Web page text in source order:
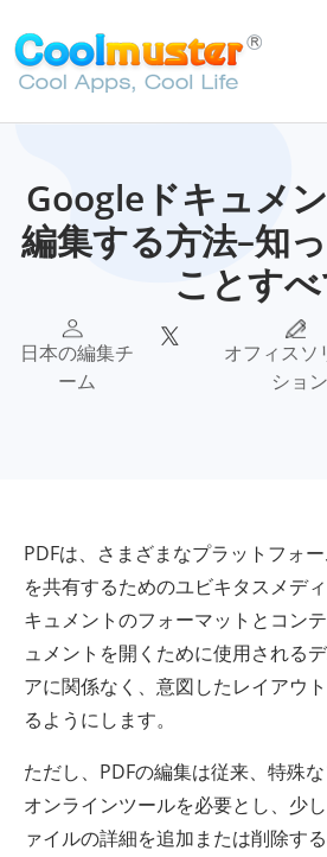
Googleドキュメ
編集する方法–知
ことす
日本の編集チ
ーム
オフィスソ
ション
PDFは、さまざまなプラットフォ
を共有するためのユビキタスメデ
キュメントのフォーマットとコン
ュメントを開くために使用される
アに関係なく、意図したレイアウ
るようにします。
ただし、PDFの編集は従来、特殊
オンラインツールを必要とし、少
ァイルの詳細を追加または削除す